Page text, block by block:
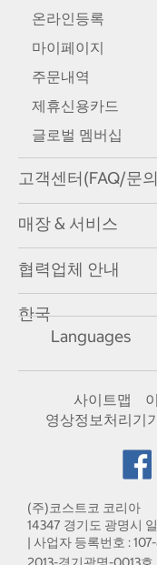
온라인등록
마이페이지
주문내역
제휴신용카드
글로벌 멤버십
고객센터(FAQ/문
매장 & 서비스
협력업체 안내
한국
Languages
사이트맵
영상정보처리기
(주)코스트코 코리아
14347 경기도 광명시
| 사업자 등록번호 :